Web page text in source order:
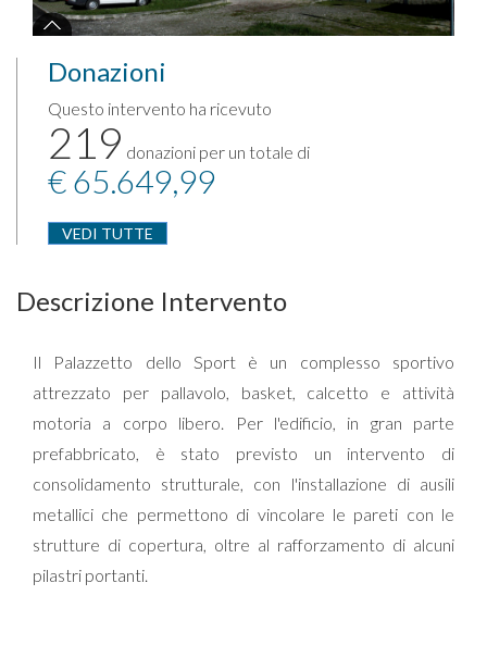
Donazioni
Questo intervento ha ricevuto
219 donazioni per un totale di
€ 65.649,99
VEDI TUTTE
Descrizione Intervento
Il Palazzetto dello Sport è un complesso sportivo
attrezzato per pallavolo, basket, calcetto e attività
motoria a corpo libero. Per l'edificio, in gran parte
prefabbricato, è stato previsto un intervento di
consolidamento strutturale, con l'installazione di ausili
metallici che permettono di vincolare le pareti con le
strutture di copertura, oltre al rafforzamento di alcuni
pilastri portanti.